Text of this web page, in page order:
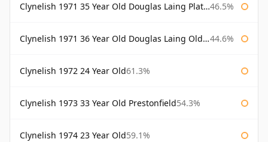
Clynelish 1971 35 Year Old Douglas Laing Platinum Selection 46.5%
Clynelish 1971 36 Year Old Douglas Laing Old Malt Cask 44.6%
Clynelish 1972 24 Year Old61.3%
Clynelish 1973 33 Year Old Prestonfield54.3%
Clynelish 1974 23 Year Old59.1%